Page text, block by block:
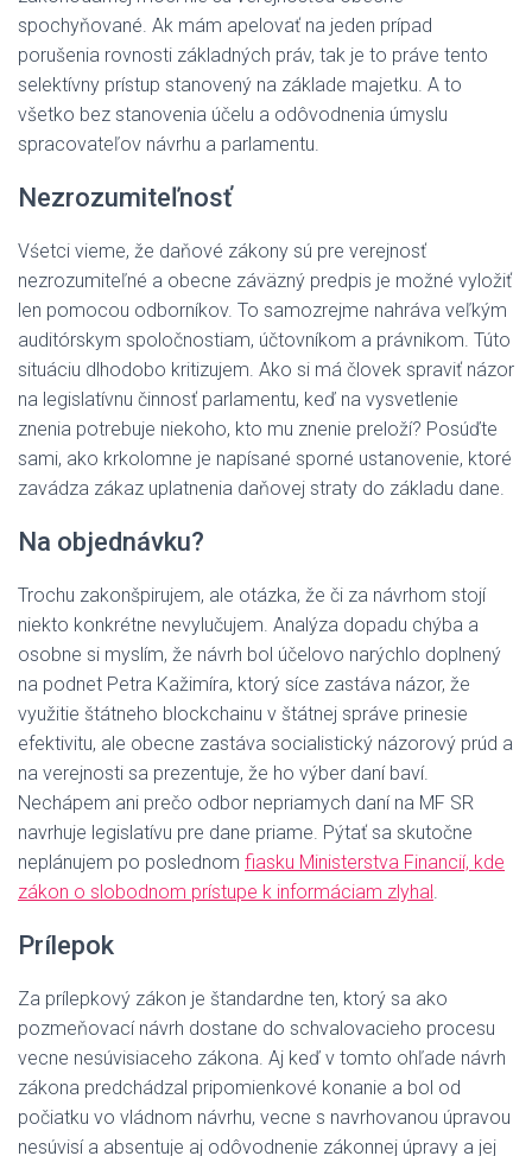
spochyňované. Ak mám apelovať na jeden prípad
porušenia rovnosti základných práv, tak je to práve tento
selektívny prístup stanovený na základe majetku. A to
všetko bez stanovenia účelu a odôvodnenia úmyslu
spracovateľov návrhu a parlamentu.
Nezrozumiteľnosť
Vśetci vieme, že daňové zákony sú pre verejnosť
nezrozumiteľné a obecne záväzný predpis je možné vyložiť
len pomocou odborníkov. To samozrejme nahráva veľkým
auditórskym spoločnostiam, účtovníkom a právnikom. Túto
situáciu dlhodobo kritizujem. Ako si má človek spraviť názor
na legislatívnu činnosť parlamentu, keď na vysvetlenie
znenia potrebuje niekoho, kto mu znenie preloží? Posúďte
sami, ako krkolomne je napísané sporné ustanovenie, ktoré
zavádza zákaz uplatnenia daňovej straty do základu dane.
Na objednávku?
Trochu zakonšpirujem, ale otázka, že či za návrhom stojí
niekto konkrétne nevylučujem. Analýza dopadu chýba a
osobne si myslím, že návrh bol účelovo narýchlo doplnený
na podnet Petra Kažimíra, ktorý síce zastáva názor, že
využitie štátneho blockchainu v štátnej správe prinesie
efektivitu, ale obecne zastáva socialistický názorový prúd a
na verejnosti sa prezentuje, že ho výber daní baví.
Nechápem ani prečo odbor nepriamych daní na MF SR
navrhuje legislatívu pre dane priame. Pýtať sa skutočne
neplánujem po poslednom fiasku Ministerstva Financií, kde
zákon o slobodnom prístupe k informáciam zlyhal.
Prílepok
Za prílepkový zákon je štandardne ten, ktorý sa ako
pozmeňovací návrh dostane do schvalovacieho procesu
vecne nesúvisiaceho zákona. Aj keď v tomto ohľade návrh
zákona predchádzal pripomienkové konanie a bol od
počiatku vo vládnom návrhu, vecne s navrhovanou úpravou
nesúvisí a absentuje aj odôvodnenie zákonnej úpravy a jej